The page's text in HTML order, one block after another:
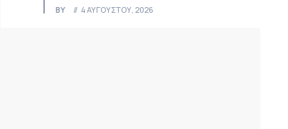
BY 4 ΑΥΓΟΎΣΤΟΥ, 2026